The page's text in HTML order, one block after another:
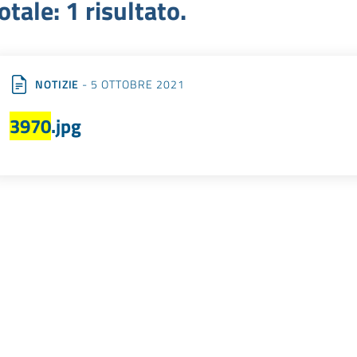
1 risultato.
NOTIZIE - 5 OTTOBRE 2021
3970.jpg